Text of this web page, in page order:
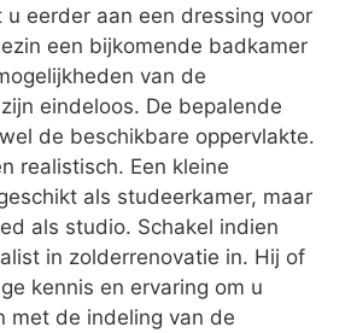
u eerder aan een dressing voor
een bijkomende badkamer
van de
eindeloos. De bepalende
de beschikbare oppervlakte.
realistisch. Een kleine
als studeerkamer, maar
als studio. Schakel indien
in zolderrenovatie in. Hij of
kennis en ervaring om u
met de indeling van de